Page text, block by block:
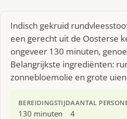
Indisch gekruid
een gerecht uit de Oosterse
ongeveer 130 minuten,
Belangrijkste ingrediënten:
zonnebloemolie en grote
BEREIDINGSTIJD
130 minuten
AANTAL
4